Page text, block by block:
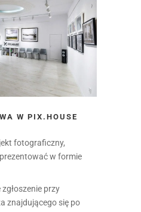
W PIX.HOUSE
fotograficzny,
w formie
przy
znajdującego się po